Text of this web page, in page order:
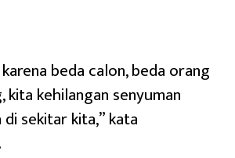
karena beda calon, beda orang
kita kehilangan senyuman
sekitar kita,” kata